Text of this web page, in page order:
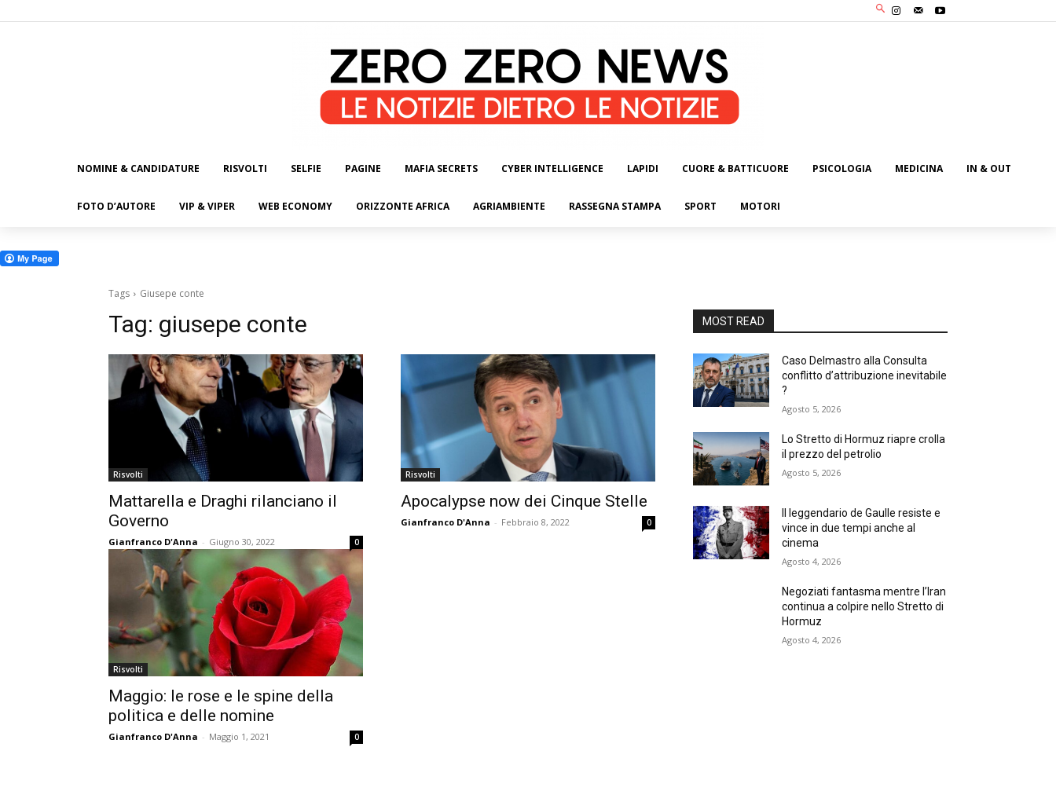
NOMINE & CANDIDATURE RISVOLTI SELFIE PAGINE MAFIA SECRETS CYBER INTELLIGENCE LAPIDI CUORE & BATTICUORE PSICOLOGIA MEDICINA IN & OUT
FOTO D’AUTORE VIP & VIPER WEB ECONOMY ORIZZONTE AFRICA AGRIAMBIENTE RASSEGNA STAMPA SPORT MOTORI
Tags Giusepe conte
Tag: giusepe conte
Risvolti
Mattarella e Draghi rilanciano il
Governo
Gianfranco D'Anna - Giugno 30, 2022 0
Risvolti
Apocalypse now dei Cinque Stelle
Gianfranco D'Anna - Febbraio 8, 2022 0
Risvolti
Maggio: le rose e le spine della
politica e delle nomine
Gianfranco D'Anna - Maggio 1, 2021 0
MOST READ
Caso Delmastro alla Consulta
conflitto d’attribuzione inevitabile
?
Agosto 5, 2026
Lo Stretto di Hormuz riapre crolla
il prezzo del petrolio
Agosto 5, 2026
Il leggendario de Gaulle resiste e
vince in due tempi anche al
cinema
Agosto 4, 2026
Negoziati fantasma mentre l’Iran
continua a colpire nello Stretto di
Hormuz
Agosto 4, 2026